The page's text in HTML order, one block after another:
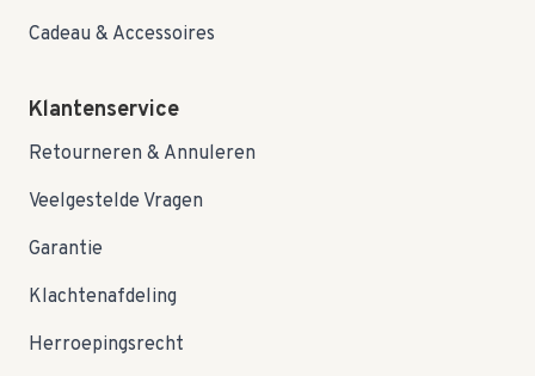
Cadeau & Accessoires
Klantenservice
Retourneren & Annuleren
Veelgestelde Vragen
Garantie
Klachtenafdeling
Herroepingsrecht